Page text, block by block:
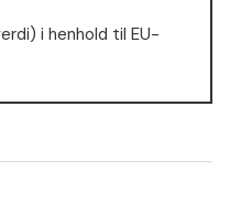
i henhold til EU-